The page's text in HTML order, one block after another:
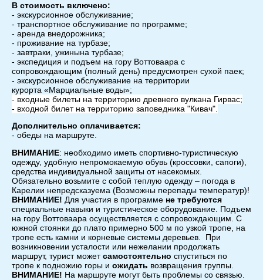
В стоимость включено:
- экскурсионное обслуживание;
- транспортное обслуживание по программе;
- аренда внедорожника;
- проживание на турбазе;
- завтраки, ужинына турбазе;
- экспедиция и подъем на гору Воттоваара с
сопровождающим (полный день) предусмотрен сухой паек;
- экскурсионное обслуживание на территории
курорта «Марциальные воды»;
- входные билеты на территорию древнего вулкана Гирвас;
- входной билет на территорию заповедника "Кивач".
Дополнительно оплачивается:
- обеды на маршруте.
ВНИМАНИЕ: необходимо иметь спортивно-туристическую
одежду, удобную непромокаемую обувь (кроссовки, сапоги),
средства индивидуальной защиты от насекомых.
Обязательно возьмите с собой теплую одежду – погода в
Карелии непредсказуема (Возможны перепады температур)!
ВНИМАНИЕ! Для участия в программе не требуются
специальные навыки и туристическое оборудование. Подъем
на гору Воттоваара осуществляется с сопровождающим. С
южной стоянки до плато примерно 500 м по узкой тропе, на
тропе есть камни и корневые системы деревьев. При
возникновении усталости или нежелании продолжать
маршрут, турист можетсамостоятельно спуститься по
тропе к подножию горы и ожидать возвращения группы.
ВНИМАНИЕ! На маршруте могут быть проблемы со связью.